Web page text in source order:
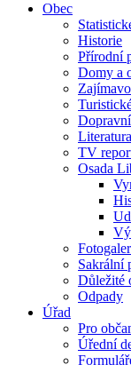
Obec
Historie
Přírodní
Domy a
Literatura
TV
Osada
Sakrální
Důležité
Odpady
Úřad
Pro
Úřední